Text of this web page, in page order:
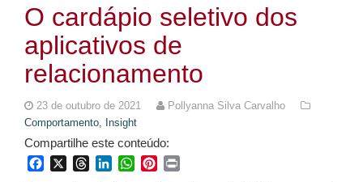
O cardápio seletivo dos
aplicativos de
relacionamento
23 de outubro de 2021
Pollyanna Silva Carvalho
Comportamento, Insight
Compartilhe este conteúdo:
FacebookThreadsLinkedInWhatsApp
Pinterest